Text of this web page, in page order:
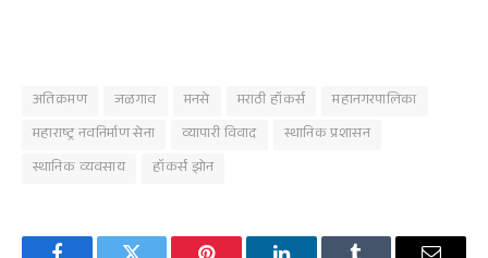
अतिक्रमण जळगाव मनसे मराठी हॉकर्स
महानगरपालिका
महाराष्ट्र नवनिर्माण सेना
व्यापारी विवाद
स्थानिक प्रशासन
स्थानिक व्यवसाय
हॉकर्स झोन